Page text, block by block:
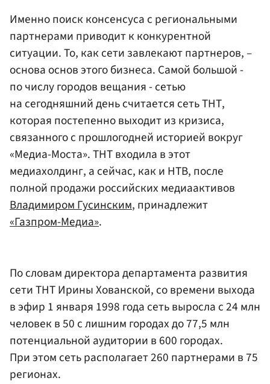
Именно поиск консенсуса с региональными
партнерами приводит к конкурентной
ситуации. То, как сети завлекают партнеров, –
основа основ этого бизнеса. Самой большой -
по числу городов вещания - сетью
на сегодняшний день считается сеть ТНТ,
которая постепенно выходит из кризиса,
связанного с прошлогодней историей вокруг
«Медиа-Моста». ТНТ входила в этот
медиахолдинг, а сейчас, как и НТВ, после
полной продажи российских медиаактивов
Владимиром Гусинским, принадлежит
«Газпром-Медиа».
По словам директора департамента развития
сети ТНТ Ирины Хованской, со времени выхода
в эфир 1 января 1998 года сеть выросла с 24 млн
человек в 50 с лишним городах до 77,5 млн
потенциальной аудитории в 600 городах.
При этом сеть располагает 260 партнерами в 75
регионах.